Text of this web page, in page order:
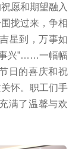
愿和期望融入
拢过来，争相
星到，万事如
事兴”……一幅幅
日的喜庆和祝
怀。职工们手
满了温馨与欢